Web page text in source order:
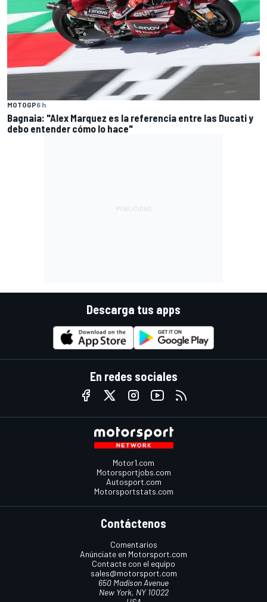
MOTOGP6 h
Bagnaia: "Alex Marquez es la referencia entre las Ducati y
debo entender cómo lo hace"
Descarga tus apps
En redes sociales
Motor1.com
Motorsportjobs.com
Autosport.com
Motorsportstats.com
Contáctenos
Comentarios
Anúnciate en Motorsport.com
Contacte con el equipo
sales@motorsport.com
650 Madison Avenue
New York, NY 10022